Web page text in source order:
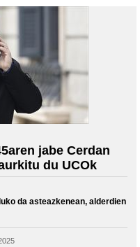
jabe Cerdan
du UCOk
da asteazkenean, alderdien